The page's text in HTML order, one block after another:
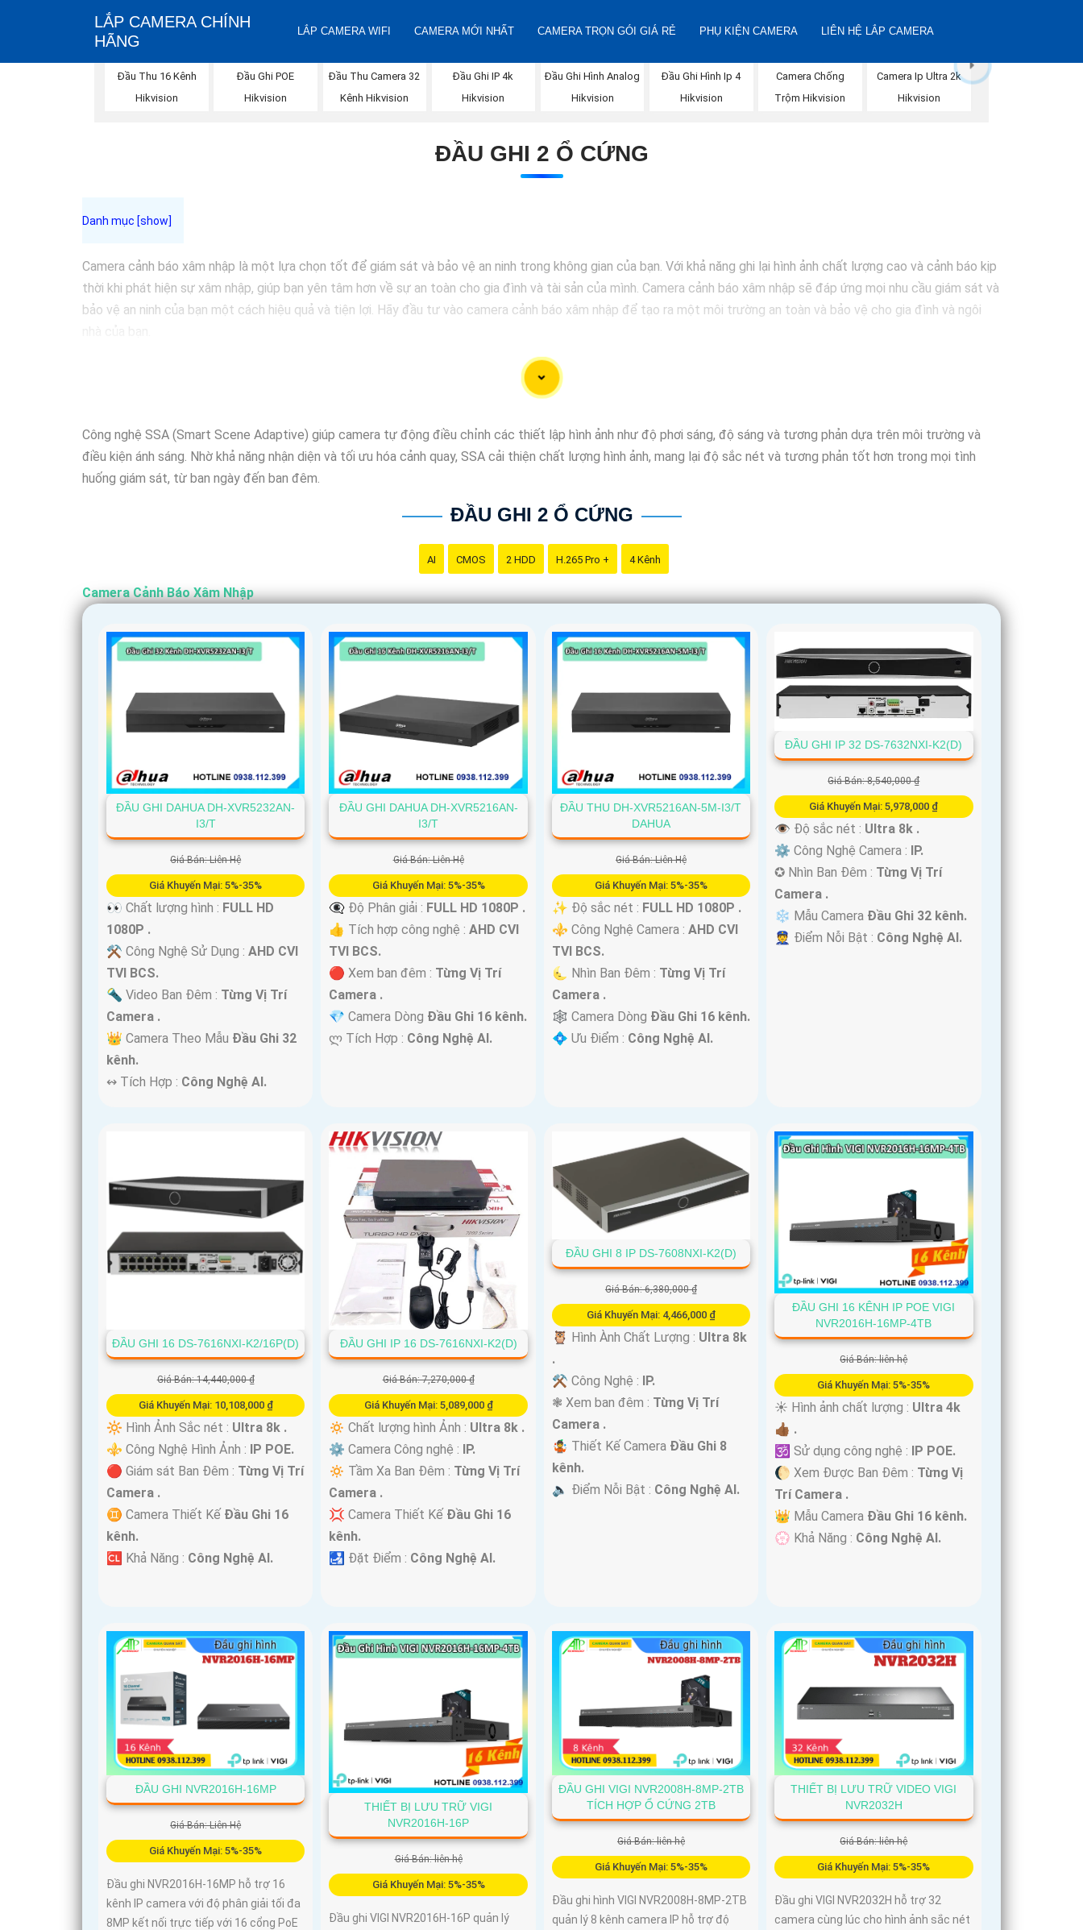
LẮP CAMERA CHÍNH
HÃNG
LẮP CAMERA WIFI CAMERA MỚI NHẤT CAMERA TRỌN GÓI GIÁ RẺ PHỤ KIỆN CAMERA LIÊN HỆ LẮP CAMERA
Đầu Thu 16 Kênh
Hikvision
Đầu Ghi POE
Hikvision
Đầu Thu Camera 32
Kênh Hikvision
Đầu Ghi IP 4k
Hikvision
Đầu Ghi Hình Analog
Hikvision
Đầu Ghi Hình Ip 4
Hikvision
Camera Chống
Trộm Hikvision
Camera Ip Ultra 2k
Hikvision
ĐẦU GHI 2 Ổ CỨNG
Camera cảnh báo xâm nhập là một lựa chọn tốt để giám sát và bảo vệ an ninh trong không gian của bạn. Với khả năng ghi lại hình ảnh chất lượng cao và cảnh báo kịp
thời khi phát hiện sự xâm nhập, giúp bạn yên tâm hơn về sự an toàn cho gia đình và tài sản của mình. Camera cảnh báo xâm nhập sẽ đáp ứng mọi nhu cầu giám sát và
bảo vệ an ninh của bạn một cách hiệu quả và tiện lợi. Hãy đầu tư vào camera cảnh báo xâm nhập để tạo ra một môi trường an toàn và bảo vệ cho gia đình và ngôi
Công nghệ SSA (Smart Scene Adaptive) giúp camera tự động điều chỉnh các thiết lập hình ảnh như độ phơi sáng, độ sáng và tương phản dựa trên môi trường và
điều kiện ánh sáng. Nhờ khả năng nhận diện và tối ưu hóa cảnh quay, SSA cải thiện chất lượng hình ảnh, mang lại độ sắc nét và tương phản tốt hơn trong mọi tình
huống giám sát, từ ban ngày đến ban đêm.
ĐẦU GHI 2 Ổ CỨNG
AI CMOS 2 HDD H.265 Pro + 4 Kênh
Camera Cảnh Báo Xâm Nhập
ĐẦU GHI DAHUA DH-XVR5232AN-
I3/T
Giá Bán: Liên Hệ
Giá Khuyến Mại: 5%-35%
👀 Chất lượng hình : FULL HD
1080P .
⚒ Công Nghệ Sử Dụng : AHD CVI
TVI BCS.
🔦 Video Ban Đêm : Từng Vị Trí
Camera .
👑 Camera Theo Mẫu Đầu Ghi 32
kênh.
️↭ Tích Hợp : Công Nghệ AI.
ĐẦU GHI DAHUA DH-XVR5216AN-
I3/T
Giá Bán: Liên Hệ
Giá Khuyến Mại: 5%-35%
👁️‍🗨 Độ Phân giải : FULL HD 1080P .
👍 Tích hợp công nghệ :AHD CVI
TVI BCS.
🔴 Xem ban đêm : Từng Vị Trí
Camera .
💎 Camera Dòng Đầu Ghi 16 kênh.
️ლ Tích Hợp : Công Nghệ AI.
ĐẦU THU DH-XVR5216AN-5M-I3/T
DAHUA
Giá Bán: Liên Hệ
Giá Khuyến Mại: 5%-35%
✨ Độ sắc nét : FULL HD 1080P .
⚜️ Công Nghệ Camera : AHD CVI
TVI BCS.
🌜 Nhìn Ban Đêm : Từng Vị Trí
Camera .
🕸️ Camera Dòng Đầu Ghi 16 kênh.
️💠 Ưu Điểm : Công Nghệ AI.
ĐẦU GHI IP 32 DS-7632NXI-K2(D)
Giá Bán: 8,540,000 ₫
Giá Khuyến Mại: 5,978,000 ₫
👁 Độ sắc nét : Ultra 8k .
⚙ Công Nghệ Camera : IP.
✪ Nhìn Ban Đêm : Từng Vị Trí
Camera .
❄ Mẫu Camera Đầu Ghi 32 kênh.
️👮 Điểm Nỗi Bật : Công Nghệ AI.
ĐẦU GHI 16 DS-7616NXI-K2/16P(D)
Giá Bán: 14,440,000 ₫
Giá Khuyến Mại: 10,108,000 ₫
🔆 Hình Ảnh Sắc nét : Ultra 8k .
⚜️ Công Nghệ Hình Ảnh : IP POE.
🔴 Giám sát Ban Đêm : Từng Vị Trí
Camera .
♊ Camera Thiết Kế Đầu Ghi 16
kênh.
️🆑 Khả Năng : Công Nghệ AI.
ĐẦU GHI IP 16 DS-7616NXI-K2(D)
Giá Bán: 7,270,000 ₫
Giá Khuyến Mại: 5,089,000 ₫
🔅 Chất lượng hình Ảnh : Ultra 8k .
⚙ Camera Công nghệ : IP.
🔅 Tầm Xa Ban Đêm : Từng Vị Trí
Camera .
💢 Camera Thiết Kế Đầu Ghi 16
kênh.
️🛃 Đặt Điểm : Công Nghệ AI.
ĐẦU GHI 8 IP DS-7608NXI-K2(D)
Giá Bán: 6,380,000 ₫
Giá Khuyến Mại: 4,466,000 ₫
🦉 Hình Ành Chất Lượng : Ultra 8k
.
⚒ Công Nghệ :
IP.
❃ Xem ban đêm : Từng Vị Trí
Camera .
🤹 Thiết Kế Camera Đầu Ghi 8
kênh.
️🔈 Điểm Nỗi Bật : Công Nghệ AI.
ĐẦU GHI 16 KÊNH IP POE VIGI
NVR2016H-16MP-4TB
Giá Bán: liên hệ
Giá Khuyến Mại: 5%-35%
☀️ Hình ảnh chất lượng : Ultra 4k
👍🏾 .
🕉️ Sử dụng công nghệ : IP POE.
🌔 Xem Được Ban Đêm : Từng Vị
Trí Camera .
👑 Mẫu Camera Đầu Ghi 16 kênh.
️💮 Khả Năng : Công Nghệ AI.
ĐẦU GHI NVR2016H-16MP
Giá Bán: Liên Hệ
Giá Khuyến Mại: 5%-35%
Đầu ghi NVR2016H-16MP hỗ trợ 16
kênh IP camera với độ phân giải tối đa
8MP kết nối trực tiếp với 16 cổng PoE
THIẾT BỊ LƯU TRỮ VIGI
NVR2016H-16P
Giá Bán: liên hệ
Giá Khuyến Mại: 5%-35%
Đầu ghi VIGI NVR2016H-16P quản lý
ĐẦU GHI VIGI NVR2008H-8MP-2TB
TÍCH HỢP Ổ CỨNG 2TB
Giá Bán: liên hệ
Giá Khuyến Mại: 5%-35%
Đầu ghi hình VIGI NVR2008H-8MP-2TB
quản lý 8 kênh camera IP hỗ trợ độ
THIẾT BỊ LƯU TRỮ VIDEO VIGI
NVR2032H
Giá Bán: liên hệ
Giá Khuyến Mại: 5%-35%
Đầu ghi VIGI NVR2032H hỗ trợ 32
camera cùng lúc cho hình ảnh sắc nét